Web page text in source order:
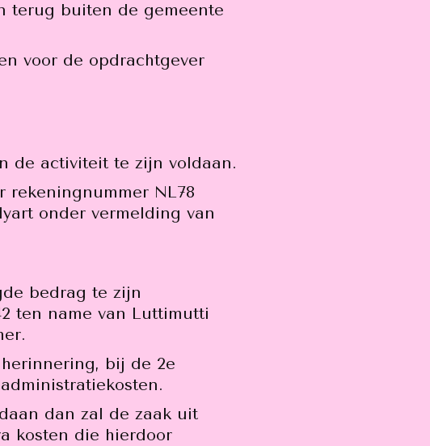
terug buiten de gemeente
voor de opdrachtgever
de activiteit te zijn voldaan.
rekeningnummer NL78
onder vermelding van
bedrag te zijn
ten name van Luttimutti
bij de 2e
dan zal de zaak uit
kosten die hierdoor